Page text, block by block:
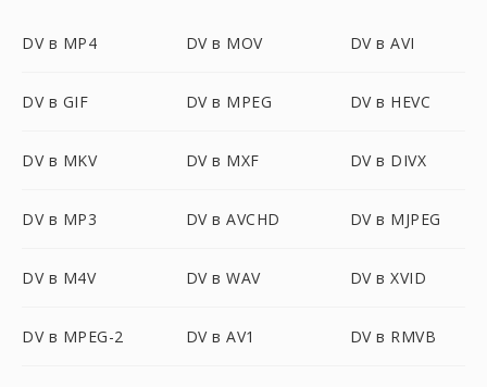
DV в MP4 DV в MOV DV в AVI
DV в GIF DV в MPEG DV в HEVC
DV в MKV DV в MXF DV в DIVX
DV в MP3 DV в AVCHD DV в MJPEG
DV в M4V DV в WAV DV в XVID
DV в MPEG-2 DV в AV1 DV в RMVB